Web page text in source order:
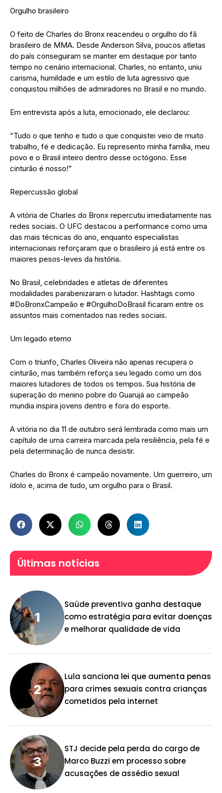
Orgulho brasileiro
O feito de Charles do Bronx reacendeu o orgulho do fã
brasileiro de MMA. Desde Anderson Silva, poucos atletas
do país conseguiram se manter em destaque por tanto
tempo no cenário internacional. Charles, no entanto, uniu
carisma, humildade e um estilo de luta agressivo que
conquistou milhões de admiradores no Brasil e no mundo.
Em entrevista após a luta, emocionado, ele declarou:
“Tudo o que tenho e tudo o que conquistei veio de muito
trabalho, fé e dedicação. Eu represento minha família, meu
povo e o Brasil inteiro dentro desse octógono. Esse
cinturão é nosso!”
Repercussão global
A vitória de Charles do Bronx repercutiu imediatamente nas
redes sociais. O UFC destacou a performance como uma
das mais técnicas do ano, enquanto especialistas
internacionais reforçaram que o brasileiro já está entre os
maiores pesos-leves da história.
No Brasil, celebridades e atletas de diferentes
modalidades parabenizaram o lutador. Hashtags como
#DoBronxCampeão e #OrgulhoDoBrasil ficaram entre os
assuntos mais comentados nas redes sociais.
Um legado eterno
Com o triunfo, Charles Oliveira não apenas recupera o
cinturão, mas também reforça seu legado como um dos
maiores lutadores de todos os tempos. Sua história de
superação do menino pobre do Guarujá ao campeão
mundia inspira jovens dentro e fora do esporte.
A vitória no dia 11 de outubro será lembrada como mais um
capítulo de uma carreira marcada pela resiliência, pela fé e
pela determinação de nunca desistir.
Charles do Bronx é campeão novamente. Um guerreiro, um
ídolo e, acima de tudo, um orgulho para o Brasil.
Últimas notícias
Saúde preventiva ganha destaque
como estratégia para evitar doenças
e melhorar qualidade de vida
Lula sanciona lei que aumenta penas
para crimes sexuais contra crianças
cometidos pela internet
STJ decide pela perda do cargo de
Marco Buzzi em processo sobre
acusações de assédio sexual